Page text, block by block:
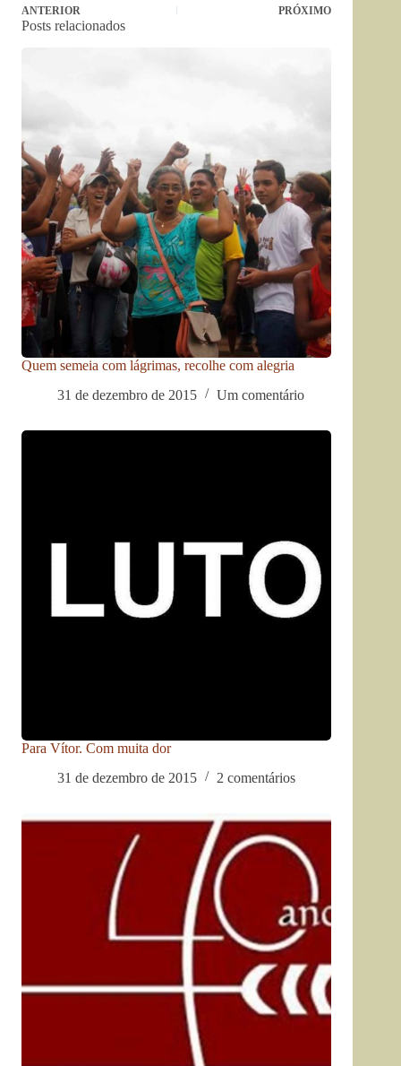
ANTERIOR PRÓXIMO
Posts relacionados
Quem semeia com lágrimas, recolhe com alegria
31 de dezembro de 2015
Um comentário
Para Vítor. Com muita dor
31 de dezembro de 2015
2 comentários